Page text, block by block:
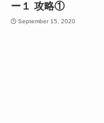
ー１ 攻略①
September 15, 2020